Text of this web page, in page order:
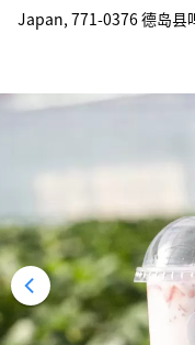
Japan, 771-0376 德岛县